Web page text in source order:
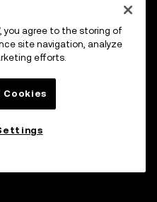
you agree to the storing of
site navigation, analyze
efforts.
Cookies